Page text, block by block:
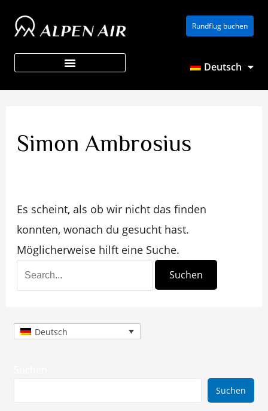
Inhalt
springen
Rundflug buchen
Deutsch
Simon Ambrosius
Es scheint, als ob wir nicht das finden
konnten, wonach du gesucht hast.
Möglicherweise hilft eine Suche.
nach:
Deutsch
Suchen